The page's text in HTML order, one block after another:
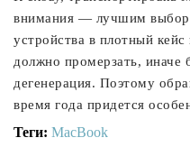
внимания — лучшим
устройства в плотный
должно промерзать, иначе
дегенерация. Поэтому
время года придется
Теги: MacBook